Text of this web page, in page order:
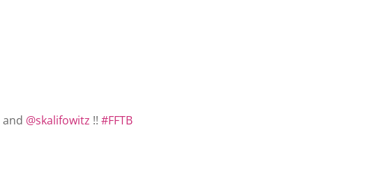
and @skalifowitz !!#FFTB